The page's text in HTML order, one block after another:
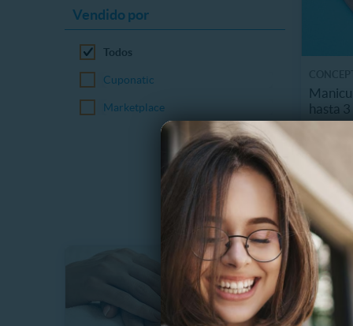
Vendido por
Todos
Cuponatic
Marketplace
hasta
28%